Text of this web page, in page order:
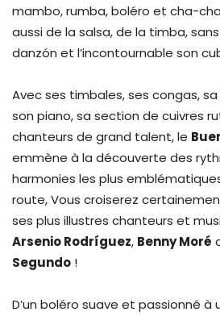
mambo, rumba, boléro et cha-
aussi de la salsa, de la timba,
danzón et l’incontournable son
Avec ses timbales, ses congas,
son piano, sa section de cuivres
chanteurs de grand talent, le
emmène à la découverte des
harmonies les plus
route, Vous croiserez
ses plus illustres chanteurs et
ArsenioRodríguez, Benny Moré
Segundo !
D’un boléro suave et passionné à